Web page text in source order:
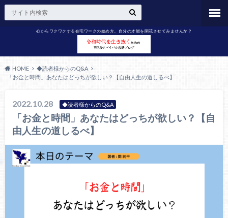
心からワクワクする在宅ワークの始め方。自分の才能を開花させてみませんか？
HOME
◆読者様からのQ&A
「お金と時間」あなたはどっちが欲しい？【自由人生の道しるべ】
2022.10.28 ◆読者様からのQ&A
「お金と時間」あなたはどっちが欲しい？【自
由人生の道しるべ】